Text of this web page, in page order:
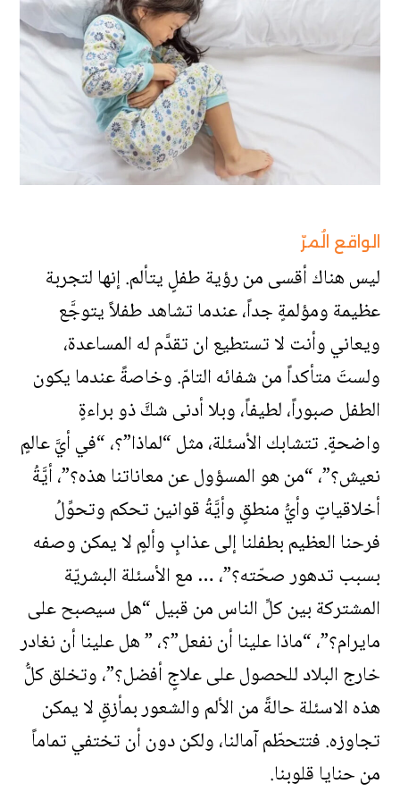
الواقع الُمرّ
ليس هناك أقسى من رؤية طفلٍ يتألم. إنها لتجربة
عظيمة ومؤلمةٍ جداً، عندما تشاهد طفلاً يتوجَّع
ويعاني وأنت لا تستطيع ان تقدَّم له المساعدة،
ولستَ متأكداً من شفائه التامّ. وخاصةً عندما يكون
الطفل صبوراً، لطيفاً، وبلا أدنى شكَّ ذو براءةٍ
واضحةٍ. تتشابك الأسئلة، مثل “لماذا”؟، “في أيَّ عالمٍ
نعيش؟”، “من هو المسؤول عن معاناتنا هذه؟”، أيَّةُ
أخلاقياتٍ وأيُّ منطقٍ وأيَّةُ قوانين تحكم وتحوِّلُ
فرحنا العظيم بطفلنا إلى عذابٍ وألمٍ لا يمكن وصفه
بسبب تدهور صحّته؟”، … مع الأسئلة البشريّة
المشتركة بين كلِّ الناس من قبيل “هل سيصبح على
مايرام؟”، “ماذا علينا أن نفعل”؟، ” هل علينا أن نغادر
خارج البلاد للحصول على علاجٍ أفضل؟”، وتخلق كلُّ
هذه الاسئلة حالةً من الألم والشعور بمأزقٍ لا يمكن
تجاوزه. فتتحطّم آمالنا، ولكن دون أن تختفي تماماً
من حنايا قلوبنا.